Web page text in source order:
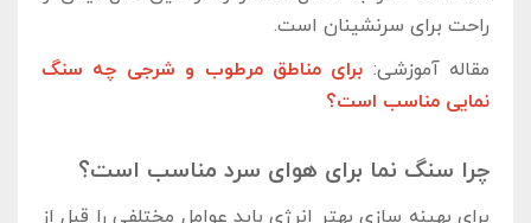
راحت برای سرنشینان است.
مقاله آموزشی: برای مناطق مرطوب و شرجی چه سنگ
نمایی مناسب است؟
چرا سنگ نما برای هوای سرد مناسب است؟
برای بهینه ‌سازی بهتر انرژی باید عوامل مختلفی را قبل از